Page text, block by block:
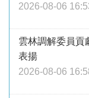
2026-08-06
雲林調解委員
表揚
2026-08-06